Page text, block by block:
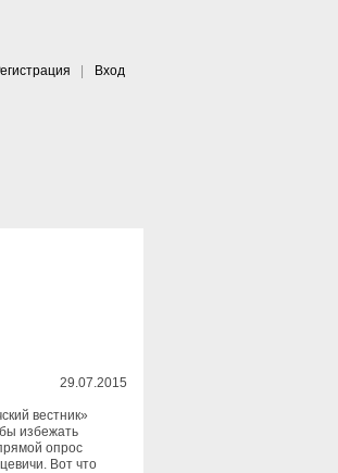
Вход
29.07.2015
вестник»
избежать
опрос
Вот что